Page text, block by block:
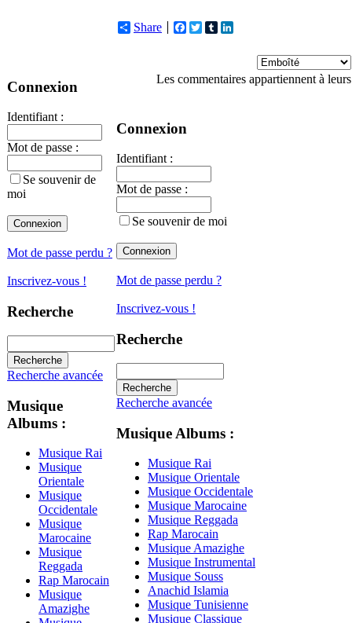
Connexion
Identifiant :
Mot de passe :
Se souvenir de
moi
Mot de passe perdu ?
Inscrivez-vous !
Recherche
Recherche avancée
Musique
Albums :
Musique Rai
Musique
Orientale
Musique
Occidentale
Musique
Marocaine
Musique
Reggada
Rap Marocain
Musique
Amazighe
Share Facebook
TwitterTumblr
Les commentaires appartiennent à
Connexion
Identifiant :
Mot de passe :
Se souvenir de moi
Mot de passe perdu ?
Inscrivez-vous !
Recherche
Recherche avancée
Musique Albums :
Musique Rai
Musique Orientale
Musique Occidentale
Musique Marocaine
Musique Reggada
Rap Marocain
Musique Amazighe
Musique Instrumental
Musique Souss
Anachid Islamia
Musique Tunisienne
Musique Classique